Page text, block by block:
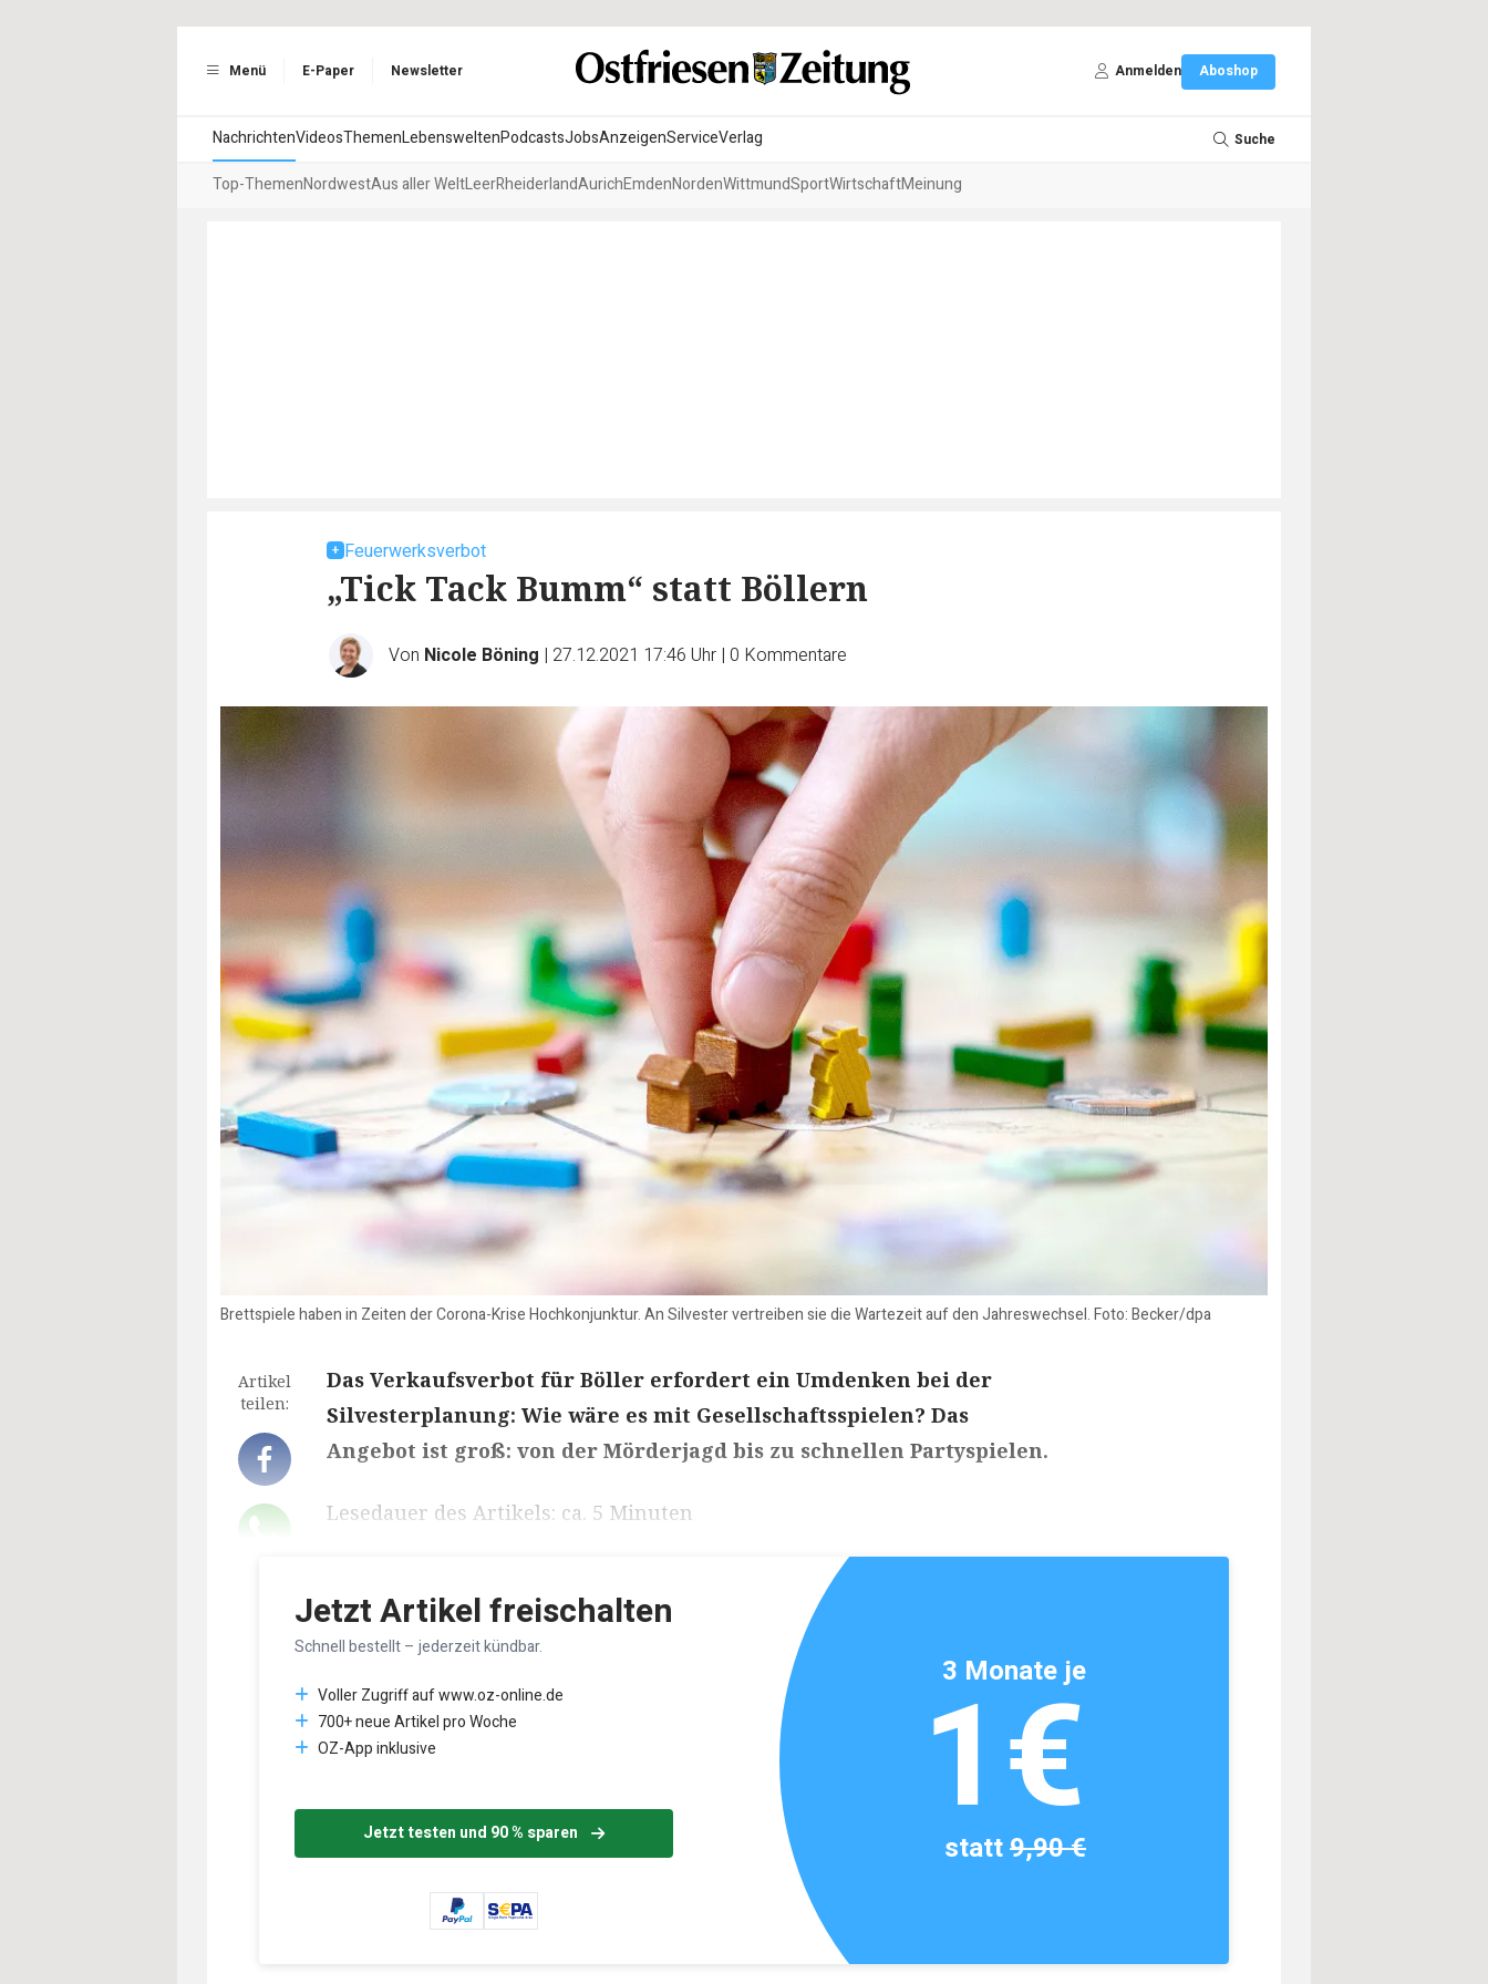
Menü E-Paper Newsletter Anmelden Aboshop
NachrichtenVideosThemenLebensweltenPodcastsJobsAnzeigenServiceVerlag Suche
Top-ThemenNordwestAus aller WeltLeerRheiderlandAurichEmdenNordenWittmundSportWirtschaftMeinung
Feuerwerksverbot
„Tick Tack Bumm“ statt Böllern
Von Nicole Böning | 27.12.2021 17:46 Uhr | 0 Kommentare
Brettspiele haben in Zeiten der Corona-Krise Hochkonjunktur. An Silvester vertreiben sie die Wartezeit auf den Jahreswechsel. Foto: Becker/dpa
Artikel
teilen:
Das Verkaufsverbot für Böller erfordert ein Umdenken bei der
Silvesterplanung: Wie wäre es mit Gesellschaftsspielen? Das
Angebot ist groß: von der Mörderjagd bis zu schnellen Partyspielen.
Lesedauer des Artikels: ca. 5 Minuten
Jetzt Artikel freischalten
Schnell bestellt – jederzeit kündbar.
Voller Zugriff auf www.oz-online.de
700+ neue Artikel pro Woche
OZ-App inklusive
Jetzt testen und 90 % sparen
3 Monate je
1€
statt9,90 €